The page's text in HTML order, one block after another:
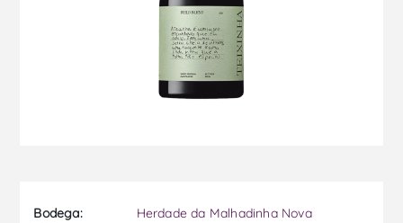
Bodega:
Herdade da Malhadinha Nova